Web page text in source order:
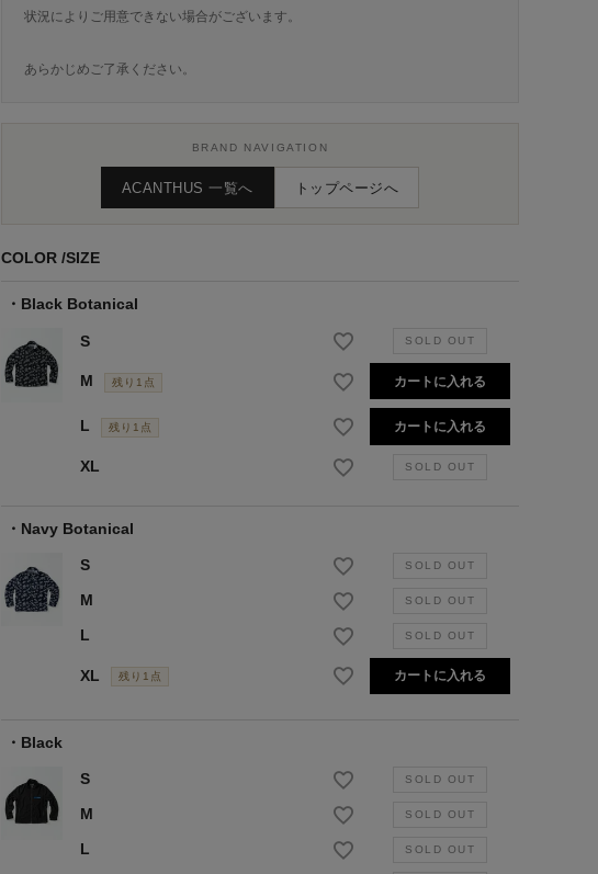
状況によりご用意できない場合がございます。
あらかじめご了承ください。
BRAND NAVIGATION
ACANTHUS 一覧へ トップページへ
COLOR SIZE
Black Botanical
S
M 残り1点 カートに入れる
L 残り1点 カートに入れる
XL
Navy Botanical
S
M
L
XL 残り1点 カートに入れる
Black
S
M
L